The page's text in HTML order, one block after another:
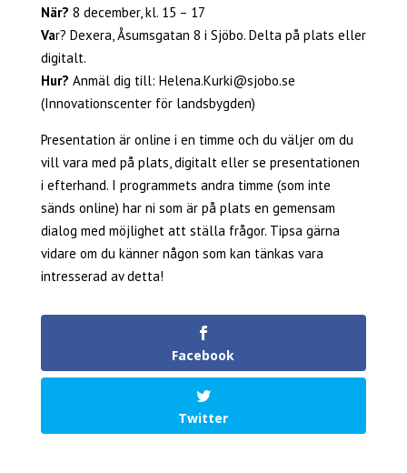
När? 8 december, kl. 15 – 17
Var? Dexera, Åsumsgatan 8 i Sjöbo. Delta på plats eller
digitalt.
Hur? Anmäl dig till: Helena.Kurki@sjobo.se
(Innovationscenter för landsbygden)
Presentation är online i en timme och du väljer om du
vill vara med på plats, digitalt eller se presentationen
i efterhand. I programmets andra timme (som inte
sänds online) har ni som är på plats en gemensam
dialog med möjlighet att ställa frågor. Tipsa gärna
vidare om du känner någon som kan tänkas vara
intresserad av detta!
Facebook
Twitter